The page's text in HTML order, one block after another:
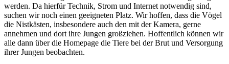
werden. Da hierfür Technik, Strom und Internet notwendig sind,
suchen wir noch einen geeigneten Platz. Wir hoffen, dass die Vögel
die Nistkästen, insbesondere auch den mit der Kamera, gerne
annehmen und dort ihre Jungen großziehen. Hoffentlich können wir
alle dann über die Homepage die Tiere bei der Brut und Versorgung
ihrer Jungen beobachten.